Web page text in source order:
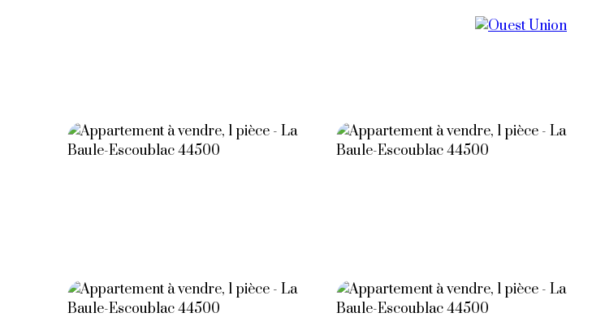
Nos biens à Paris Neuf Notre agence Contact